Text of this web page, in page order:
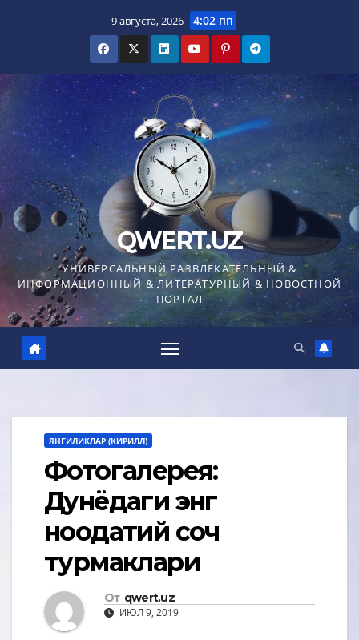
9 августа, 2026 4:02 пп
QWERT.UZ
УНИВЕРСАЛЬНЫЙ РАЗВЛЕКАТЕЛЬНЫЙ &
ИНФОРМАЦИОННЫЙ & ЛИТЕРАТУРНЫЙ & НОВОСТНОЙ
ПОРТАЛ
ЯНГИЛИКЛАР (КИРИЛЛ)
Фотогалерея:
Дунёдаги энг
ноодатий соч
турмаклари
От qwert.uz
ИЮЛ 9, 2019